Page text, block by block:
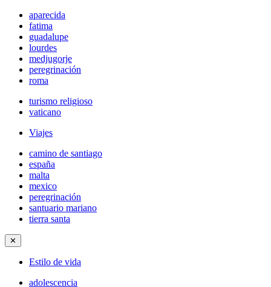
aparecida
fatima
guadalupe
lourdes
medjugorje
peregrinación
roma
turismo religioso
vaticano
Viajes
camino de santiago
españa
malta
mexico
peregrinación
santuario mariano
tierra santa
✕
Estilo de vida
adolescencia